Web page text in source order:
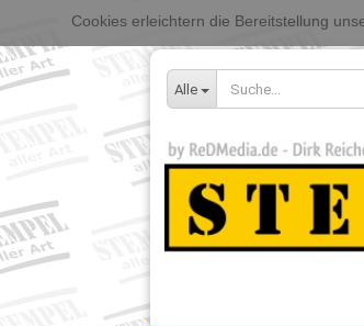
Alle
Cookies erleichtern die Bereitstellung